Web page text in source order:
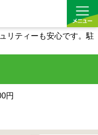
リティーも安心です。駐
円